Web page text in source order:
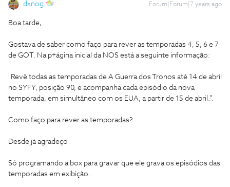
dxnog Forum|Forum|7 years ago
Boa tarde,
Gostava de saber como faço para rever as temporadas 4, 5, 6 e 7
de GOT. Na p+ágina inicial da NOS está a seguinte informação:
"Revê todas as temporadas de A Guerra dos Tronos até 14 de abril
no SYFY, posição 90, e acompanha cada episódio da nova
temporada, em simultâneo com os EUA, a partir de 15 de abril.".
Como faço para rever as temporadas?
Desde já agradeço
Só programando a box para gravar que ele grava os episódios das
temporadas em exibição.